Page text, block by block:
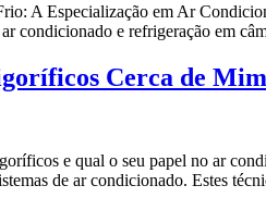
A Especialização em Ar
ar condicionado e refrigeração em
Cerca de Mim
e qual o seu papel no ar
de ar condicionado. Estes